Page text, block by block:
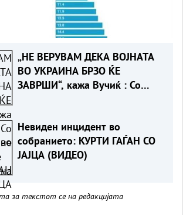
„НЕ ВЕРУВАМ ДЕКА ВОЈНАТА
ВО УКРАИНА БРЗО ЌЕ
ЗАВРШИ“, кажа Вучиќ : Со
Невиден инцидент во
собранието: КУРТИ ГАЃАН СО
ЈАЈЦА (ВИДЕО)
за текстот се на редакцијата